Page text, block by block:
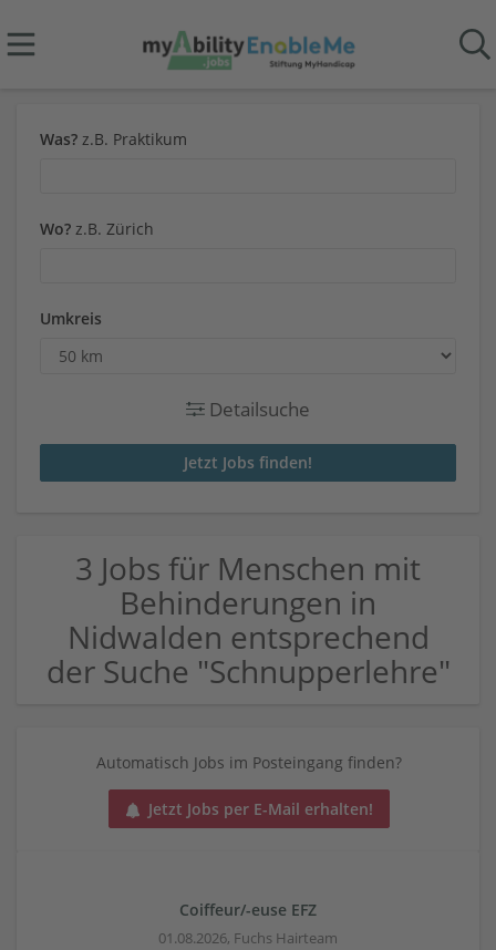
Was? z.B. Praktikum
Wo? z.B. Zürich
Umkreis
Detailsuche
3 Jobs für Menschen mit
Behinderungen in
Nidwalden entsprechend
der Suche "Schnupperlehre"
Automatisch Jobs im Posteingang finden?
Jetzt Jobs per E-Mail erhalten!
Coiffeur/-euse EFZ
01.08.2026, Fuchs Hairteam